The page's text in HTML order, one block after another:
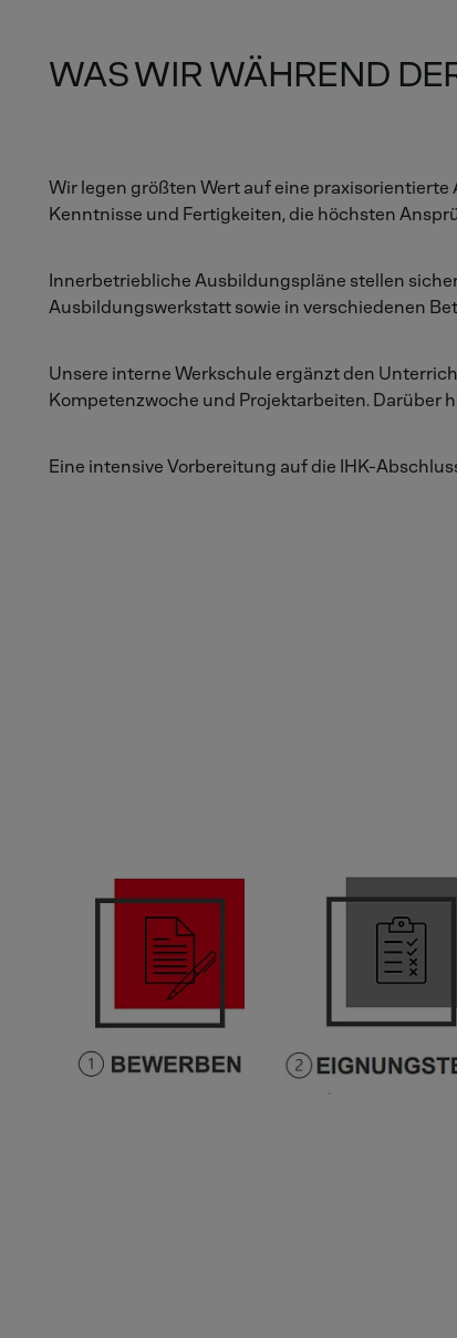
WAS WIR WÄHREND
Wir legen größten Wert auf eine
Kenntnisse und Fertigkeiten, die höchsten
Innerbetriebliche Ausbildungspläne stellen
Ausbildungswerkstatt sowie in verschiedenen
Unsere interne Werkschule ergänzt den
Kompetenzwoche und Projektarbeiten. Darüber
Eine intensive Vorbereitung auf die IHK-